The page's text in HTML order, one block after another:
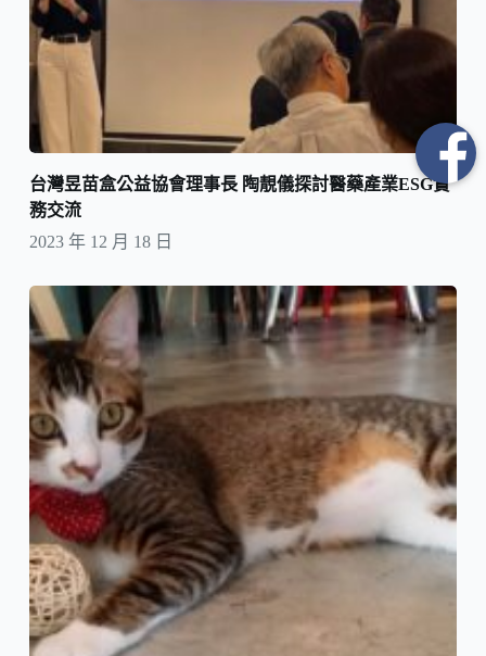
台灣昱苗盒公益協會理事長 陶靚儀探討醫藥產業ESG實
務交流
2023 年 12 月 18 日